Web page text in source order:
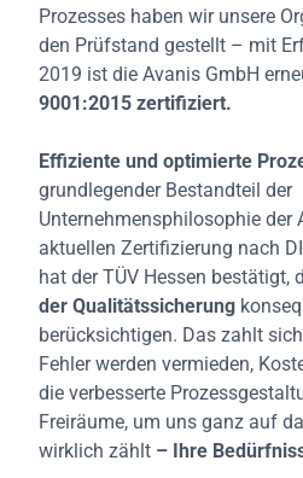
Prozesses haben wir unsere
den Prüfstand gestellt – mit
2019 ist die Avanis GmbH
9001:2015 zertifiziert.
Effiziente und optimierte
grundlegender Bestandteil der
Unternehmensphilosophie der
aktuellen Zertifizierung nach
hat der TÜV Hessen bestätigt,
der Qualitätssicherung
berücksichtigen. Das zahlt
Fehler werden vermieden,
die verbesserte
Freiräume, um uns ganz auf
wirklich zählt – Ihre